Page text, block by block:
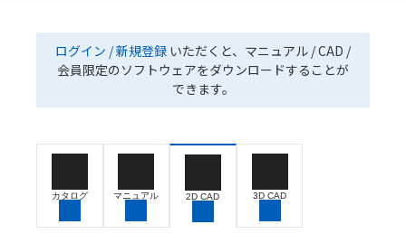
ログイン / 新規登録 いただくと、マニュアル / CAD /
会員限定のソフトウェアをダウンロードすることが
できます。
カタログ マニュアル 2D CAD 3D CAD